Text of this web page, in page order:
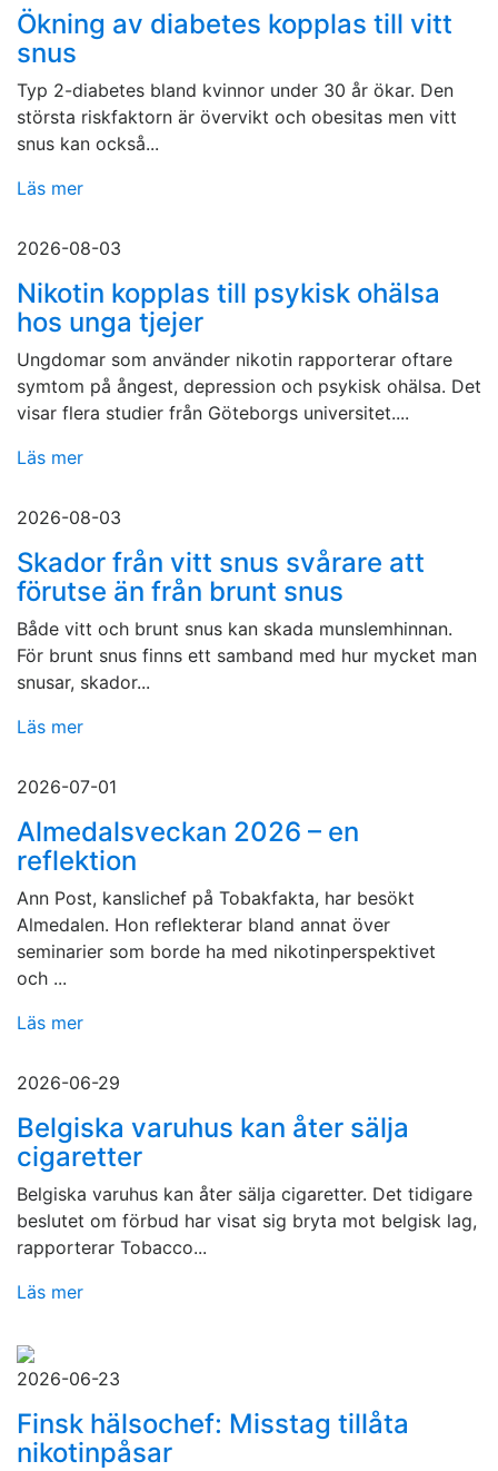
Ökning av diabetes kopplas till vitt
snus
Typ 2-diabetes bland kvinnor under 30 år ökar. Den
största riskfaktorn är övervikt och obesitas men vitt
snus kan också...
Läs mer
2026-08-03
Nikotin kopplas till psykisk ohälsa
hos unga tjejer
Ungdomar som använder nikotin rapporterar oftare
symtom på ångest, depression och psykisk ohälsa. Det
visar flera studier från Göteborgs universitet....
Läs mer
2026-08-03
Skador från vitt snus svårare att
förutse än från brunt snus
Både vitt och brunt snus kan skada munslemhinnan.
För brunt snus finns ett samband med hur mycket man
snusar, skador...
Läs mer
2026-07-01
Almedalsveckan 2026 – en
reflektion
Ann Post, kanslichef på Tobakfakta, har besökt
Almedalen. Hon reflekterar bland annat över
seminarier som borde ha med nikotinperspektivet
och ...
Läs mer
2026-06-29
Belgiska varuhus kan åter sälja
cigaretter
Belgiska varuhus kan åter sälja cigaretter. Det tidigare
beslutet om förbud har visat sig bryta mot belgisk lag,
rapporterar Tobacco...
Läs mer
2026-06-23
Finsk hälsochef: Misstag tillåta
nikotinpåsar